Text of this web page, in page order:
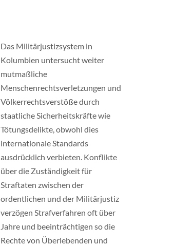
Das Militärjustizsystem in
Kolumbien untersucht weiter
mutmaßliche
Menschenrechtsverletzungen und
Völkerrechtsverstöße durch
staatliche Sicherheitskräfte wie
Tötungsdelikte, obwohl dies
internationale Standards
ausdrücklich verbieten. Konflikte
über die Zuständigkeit für
Straftaten zwischen der
ordentlichen und der Militärjustiz
verzögen Strafverfahren oft über
Jahre und beeinträchtigen so die
Rechte von Überlebenden und